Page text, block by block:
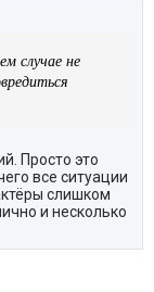
случае не
Просто это
все ситуации
слишком
и несколько